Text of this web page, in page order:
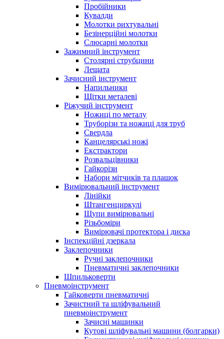
Пробійники
Кувалди
Молотки рихтувальні
Безінерційні молотки
Слюсарні молотки
Зажимний інструмент
Столярні струбцини
Лещата
Зачисний інструмент
Напильники
Щітки металеві
Ріжучий інструмент
Ножиці по металу
Труборізи та ножиці для труб
Свердла
Канцелярські ножі
Екстрактори
Розвальцівники
Гайкорізи
Набори мітчиків та плашок
Вимірювальний інструмент
Лінійки
Штангенциркулі
Щупи вимірювальні
Різьбоміри
Вимірювачі протектора і диска
Інспекційні дзеркала
Заклепочники
Ручні заклепочники
Пневматичні заклепочники
Шпильковерти
Пневмоінструмент
Гайковерти пневматичні
Зачистний та шліфувальний
пневмоінструмент
Зачисні машинки
Кутові шліфувальні машини (болгарки)